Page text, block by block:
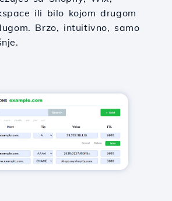
ili bilo kojom drugom
Brzo, intuitivno, samo